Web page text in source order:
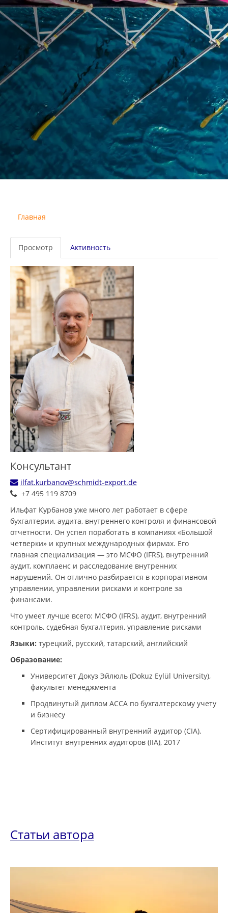
Главная
Главные
вкладки
Просмотр Активность
Консультант
ilfat.kurbanov@schmidt-export.de
+7 495 119 8709
Ильфат Курбанов уже много лет работает в сфере
бухгалтерии, аудита, внутреннего контроля и финансовой
отчетности. Он успел поработать в компаниях «Большой
четверки» и крупных международных фирмах. Его
главная специализация — это МСФО (IFRS), внутренний
аудит, комплаенс и расследование внутренних
нарушений. Он отлично разбирается в корпоративном
управлении, управлении рисками и контроле за
финансами.
Что умеет лучше всего: МСФО (IFRS), аудит, внутренний
контроль, судебная бухгалтерия, управление рисками
Языки: турецкий, русский, татарский, английский
Образование:
Университет Докуз Эйлюль (Dokuz Eylül University),
факультет менеджмента
Продвинутый диплом ACCA по бухгалтерскому учету
и бизнесу
Сертифицированный внутренний аудитор (CIA),
Институт внутренних аудиторов (IIA), 2017
Статьи автора